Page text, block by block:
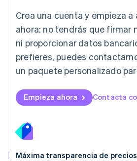
Crea una cuenta y empieza
ahora: no tendrás que firmar
ni proporcionar datos
prefieres, puedes
un paquete personalizado
Empieza ahora Contacta
Máxima transparencia de precios
Deutsch English
Lituania
English
Luxemburgo
Français DeutschEnglish
English简体中文
English
México
Noruega
English
English